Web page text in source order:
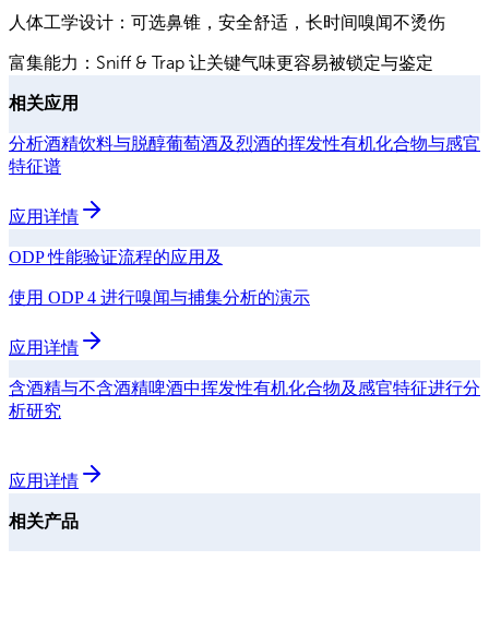
人体工学设计：可选鼻锥，安全舒适，长时间嗅闻不烫伤
富集能力：Sniff & Trap 让关键气味更容易被锁定与鉴定
相关应用
分析酒精饮料与脱醇葡萄酒及烈酒的挥发性有机化合物与感官
特征谱
应用详情
ODP 性能验证流程的应用及
使用 ODP 4 进行嗅闻与捕集分析的演示
应用详情
含酒精与不含酒精啤酒中挥发性有机化合物及感官特征进行分
析研究
应用详情
相关产品